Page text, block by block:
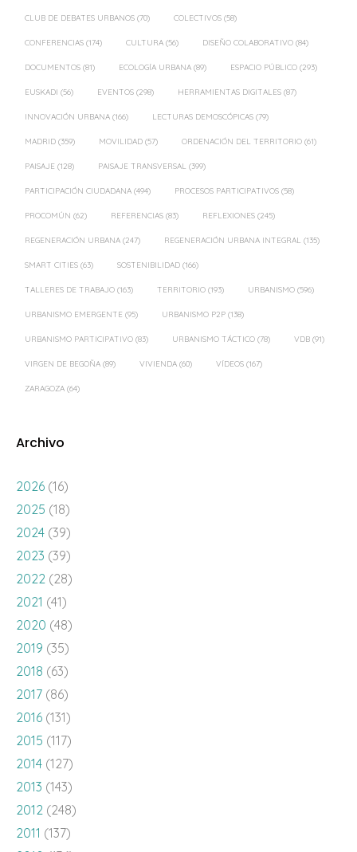
CLUB DE DEBATES URBANOS (70) COLECTIVOS (58)
CONFERENCIAS (174) CULTURA (56) DISEÑO COLABORATIVO (84)
DOCUMENTOS (81) ECOLOGÍA URBANA (89) ESPACIO PÚBLICO (293)
EUSKADI (56) EVENTOS (298) HERRAMIENTAS DIGITALES (87)
INNOVACIÓN URBANA (166) LECTURAS DEMOSCÓPICAS (79)
MADRID (359) MOVILIDAD (57) ORDENACIÓN DEL TERRITORIO (61)
PAISAJE (128) PAISAJE TRANSVERSAL (399)
PARTICIPACIÓN CIUDADANA (494) PROCESOS PARTICIPATIVOS (58)
PROCOMÚN (62) REFERENCIAS (83) REFLEXIONES (245)
REGENERACIÓN URBANA (247) REGENERACIÓN URBANA INTEGRAL (135)
SMART CITIES (63) SOSTENIBILIDAD (166)
TALLERES DE TRABAJO (163) TERRITORIO (193) URBANISMO (596)
URBANISMO EMERGENTE (95) URBANISMO P2P (138)
URBANISMO PARTICIPATIVO (83) URBANISMO TÁCTICO (78) VDB (91)
VIRGEN DE BEGOÑA (89) VIVIENDA (60) VÍDEOS (167)
ZARAGOZA (64)
Archivo
2026 (16)
2025 (18)
2024 (39)
2023 (39)
2022 (28)
2021 (41)
2020 (48)
2019 (35)
2018 (63)
2017 (86)
2016 (131)
2015 (117)
2014 (127)
2013 (143)
2012 (248)
2011 (137)